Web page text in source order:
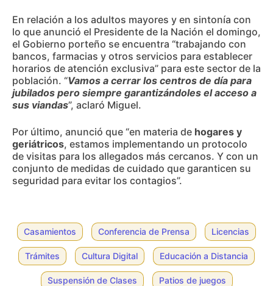
En relación a los adultos mayores y en sintonía con
lo que anunció el Presidente de la Nación el domingo,
el Gobierno porteño se encuentra “trabajando con
bancos, farmacias y otros servicios para establecer
horarios de atención exclusiva” para este sector de la
población. “Vamos a cerrar los centros de día para
jubilados pero siempre garantizándoles el acceso a
sus viandas”, aclaró Miguel.
Por último, anunció que “en materia de hogares y
geriátricos, estamos implementando un protocolo
de visitas para los allegados más cercanos. Y con un
conjunto de medidas de cuidado que garanticen su
seguridad para evitar los contagios”.
Casamientos Conferencia de Prensa Licencias
Trámites Cultura Digital Educación a Distancia
Suspensión de Clases Patios de juegos